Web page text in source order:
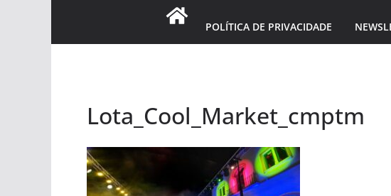
POLÍTICA DE PRIVACIDADE
Lota_Cool_Market_cmptm